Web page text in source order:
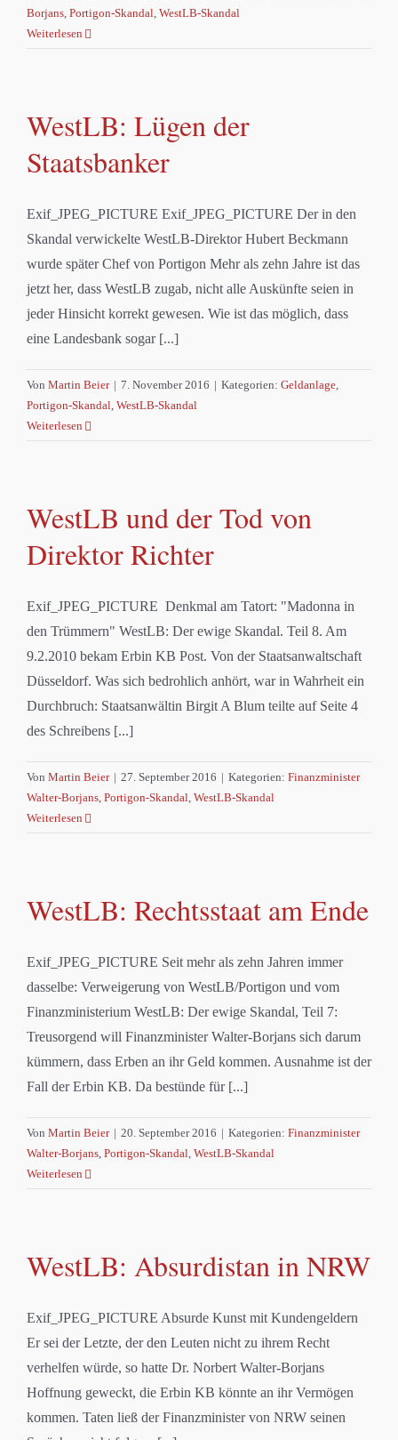
Borjans, Portigon-Skandal, WestLB-Skandal
Weiterlesen
WestLB: Lügen der
Staatsbanker
Exif_JPEG_PICTURE Exif_JPEG_PICTURE Der in den
Skandal verwickelte WestLB-Direktor Hubert Beckmann
wurde später Chef von Portigon Mehr als zehn Jahre ist das
jetzt her, dass WestLB zugab, nicht alle Auskünfte seien in
jeder Hinsicht korrekt gewesen. Wie ist das möglich, dass
eine Landesbank sogar [...]
Von Martin Beier | 7. November 2016 | Kategorien: Geldanlage,
Portigon-Skandal, WestLB-Skandal
Weiterlesen
WestLB und der Tod von
Direktor Richter
Exif_JPEG_PICTURE Denkmal am Tatort: "Madonna in
den Trümmern" WestLB: Der ewige Skandal. Teil 8. Am
9.2.2010 bekam Erbin KB Post. Von der Staatsanwaltschaft
Düsseldorf. Was sich bedrohlich anhört, war in Wahrheit ein
Durchbruch: Staatsanwältin Birgit A Blum teilte auf Seite 4
des Schreibens [...]
Von Martin Beier | 27. September 2016 | Kategorien: Finanzminister
Walter-Borjans, Portigon-Skandal, WestLB-Skandal
Weiterlesen
WestLB: Rechtsstaat am Ende
Exif_JPEG_PICTURE Seit mehr als zehn Jahren immer
dasselbe: Verweigerung von WestLB/Portigon und vom
Finanzministerium WestLB: Der ewige Skandal, Teil 7:
Treusorgend will Finanzminister Walter-Borjans sich darum
kümmern, dass Erben an ihr Geld kommen. Ausnahme ist der
Fall der Erbin KB. Da bestünde für [...]
Von Martin Beier | 20. September 2016 | Kategorien: Finanzminister
Walter-Borjans, Portigon-Skandal, WestLB-Skandal
Weiterlesen
WestLB: Absurdistan in NRW
Exif_JPEG_PICTURE Absurde Kunst mit Kundengeldern
Er sei der Letzte, der den Leuten nicht zu ihrem Recht
verhelfen würde, so hatte Dr. Norbert Walter-Borjans
Hoffnung geweckt, die Erbin KB könnte an ihr Vermögen
kommen. Taten ließ der Finanzminister von NRW seinen